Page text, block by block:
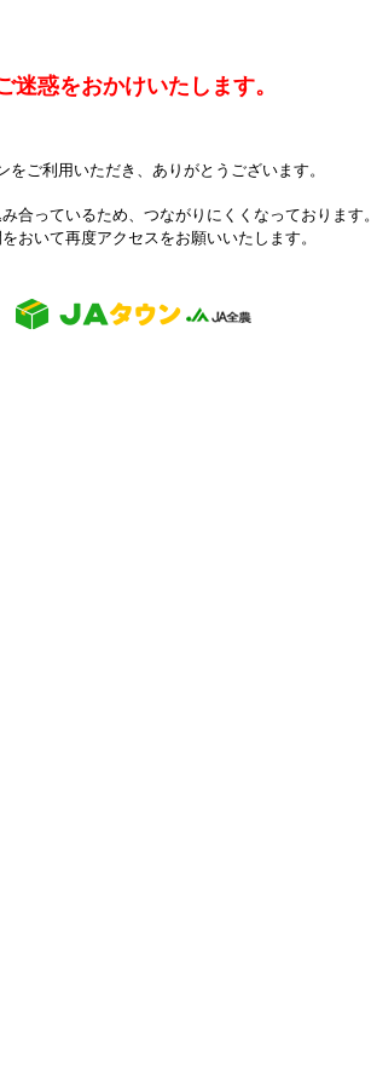
迷惑をおかけいたします。
をご利用いただき、ありがとうございます。
合っているため、つながりにくくなっております。
おいて再度アクセスをお願いいたします。